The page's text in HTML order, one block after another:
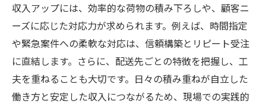
収入アップには、効率的な荷物の積み下ろしや、顧客ニ
ーズに応じた対応力が求められます。例えば、時間指定
や緊急案件への柔軟な対応は、信頼構築とリピート受注
に直結します。さらに、配送先ごとの特徴を把握し、工
夫を重ねることも大切です。日々の積み重ねが自立した
働き方と安定した収入につながるため、現場での実践的